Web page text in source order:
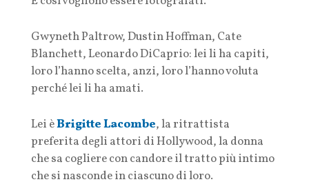
Gwyneth Paltrow, Dustin Hoffman, Cate
Blanchett, Leonardo DiCaprio: lei li ha capiti,
loro l’hanno scelta, anzi, loro l’hanno voluta
perché lei li ha amati.
Lei èBrigitte Lacombe, la ritrattista
preferita degli attori di Hollywood, la donna
che sa cogliere con candore il tratto più intimo
che si nasconde in ciascuno di loro.